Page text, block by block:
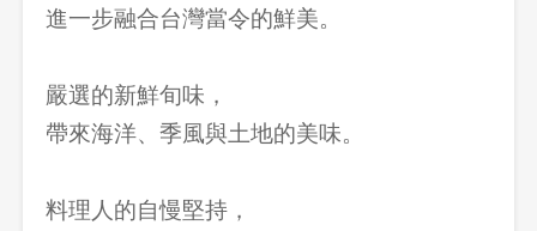
進一步融合台灣當令的鮮美。
嚴選的新鮮旬味，
帶來海洋、季風與土地的美味。
料理人的自慢堅持，